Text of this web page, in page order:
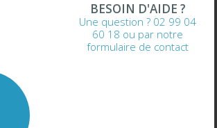
BESOIN D'AIDE ?
Une question ? 02 99 04
60 18 ou par notre
formulaire de contact